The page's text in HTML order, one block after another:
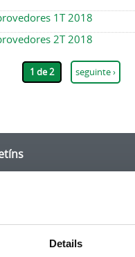
Details
1T 2018
2T 2018
1 de 2 seguinte ›